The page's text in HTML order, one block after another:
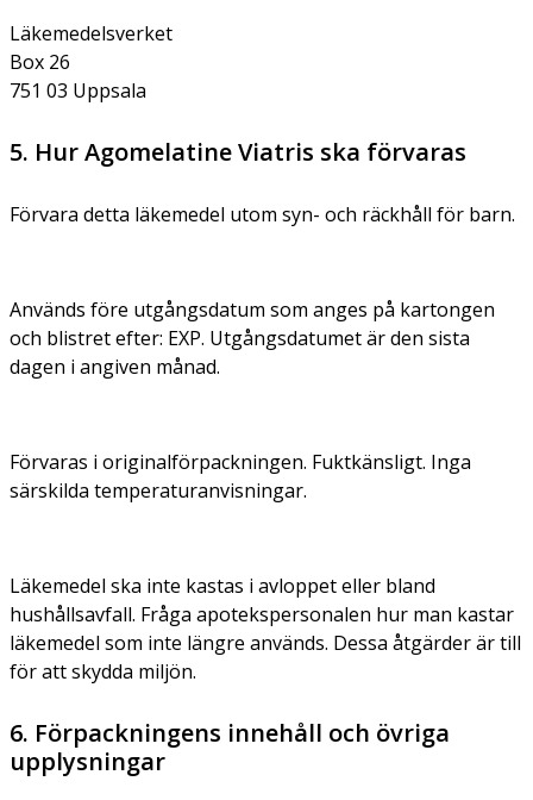
Läkemedelsverket
Box 26
751 03 Uppsala
5. Hur Agomelatine Viatris ska förvaras
Förvara detta läkemedel utom syn- och räckhåll för barn.
Används före utgångsdatum som anges på kartongen
och blistret efter: EXP. Utgångsdatumet är den sista
dagen i angiven månad.
Förvaras i originalförpackningen. Fuktkänsligt. Inga
särskilda temperaturanvisningar.
Läkemedel ska inte kastas i avloppet eller bland
hushållsavfall. Fråga apotekspersonalen hur man kastar
läkemedel som inte längre används. Dessa åtgärder är till
för att skydda miljön.
6. Förpackningens innehåll och övriga
upplysningar